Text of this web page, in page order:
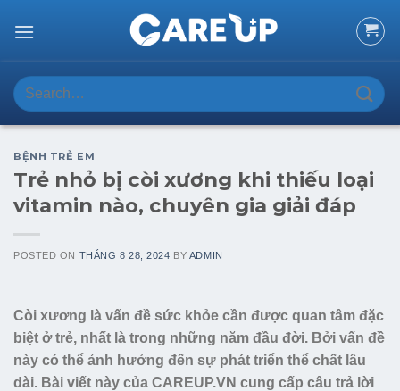
Search
for:
BỆNH TRẺ EM
Trẻ nhỏ bị còi xương khi thiếu loại
vitamin nào, chuyên gia giải đáp
POSTED ON THÁNG 8 28, 2024 BY ADMIN
Còi xương là vấn đề sức khỏe cần được quan tâm đặc
biệt ở trẻ, nhất là trong những năm đầu đời. Bởi vấn đề
này có thể ảnh hưởng đến sự phát triển thể chất lâu
dài. Bài viết này của CAREUP.VN cung cấp câu trả lời